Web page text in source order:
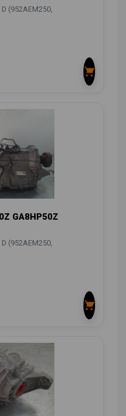
(952AEM250,
GA8HP50Z
(952AEM250,